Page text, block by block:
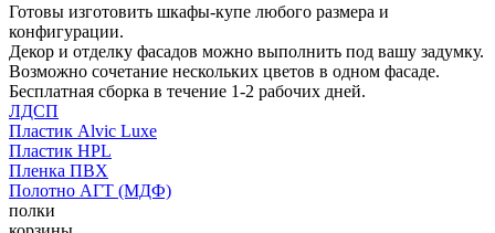
Готовы изготовить шкафы-купе любого размера и
конфигурации.
Декор и отделку фасадов можно выполнить под вашу задумку.
Возможно сочетание нескольких цветов в одном фасаде.
Бесплатная сборка в течение 1-2 рабочих дней.
ЛДСП
Пластик Alvic Luxe
Пластик HPL
Пленка ПВХ
Полотно АГТ (МДФ)
полки